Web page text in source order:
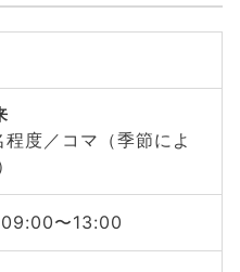
度／コマ（季節によ
〜13:00